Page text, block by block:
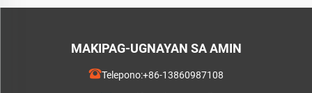
MAKIPAG-UGNAYAN SA AMIN
Telepono:+86-13860987108